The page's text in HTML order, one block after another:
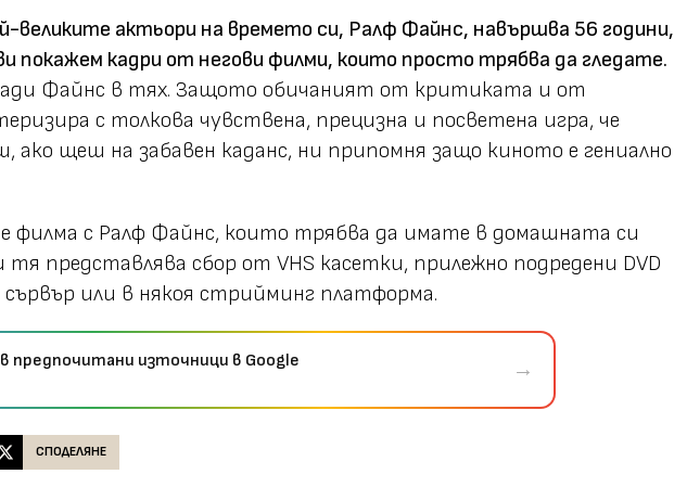
великите актьори на времето си, Ралф Файнс, навършва 56 години,
покажем кадри от негови филми, които просто трябва да гледате.
Файнс в тях. Защото обичаният от критиката и от
с толкова чувствена, прецизна и посветена игра, че
ако щеш на забавен каданс, ни припомня защо киното е гениално
филма с Ралф Файнс, които трябва да имате в домашната си
тя представлява сбор от VHS касетки, прилежно подредени DVD
сървър или в някоя стрийминг платформа.
предпочитани източници в Google →
СПОДЕЛЯНЕ